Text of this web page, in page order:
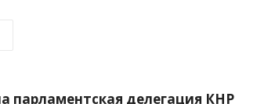
парламентская делегация КНР